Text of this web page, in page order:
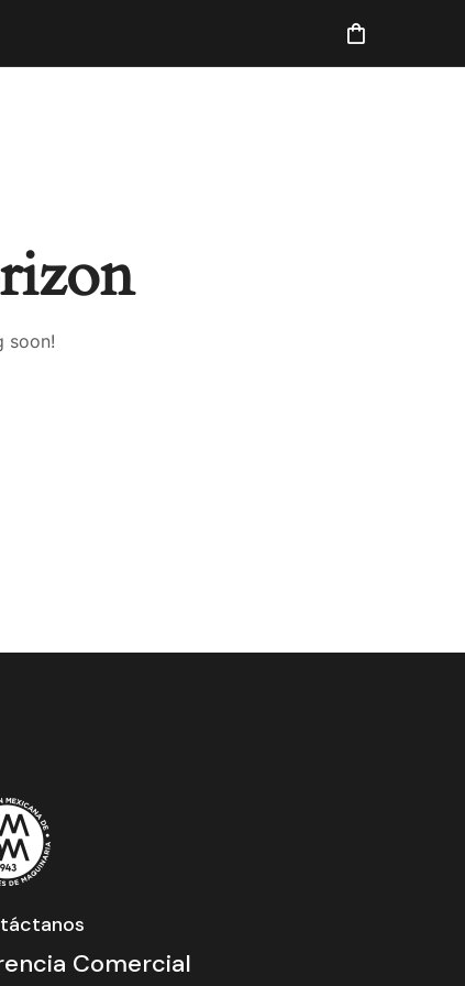
soon!
Comercial